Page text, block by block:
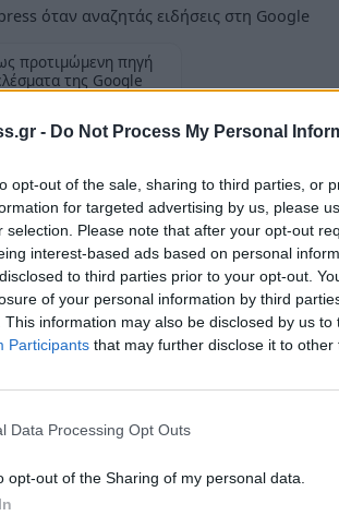
- Do Not Process My Personal
opt-out of the sale, sharing to third parties, or
for targeted advertising by us, please
selection. Please note that after your opt-out
interest-based ads based on personal
to third parties prior to your opt-out.
of your personal information by third
This information may also be disclosed by us
Participants that may further disclose it to other
Data Processing Opt Outs
opt-out of the Sharing of my personal data.
όταν αναζητάς ειδήσεις στη Google
προτιμώμενη πηγή
της Google
το «Τρίαθλο Ευρώτα» που
από τον Α.Π.Σ. «Καλλισθένης»
Βρεττάκος» και της
και αθλούμενων υπήρξε μεγάλη,
και ενδυνάμωσης κάθε
του Ν.Π.Δ.Δ. Δήμου Ευρώτα
τα εύσημα στους διοργανωτές
τη βοήθειά τους και συνετέλεσαν